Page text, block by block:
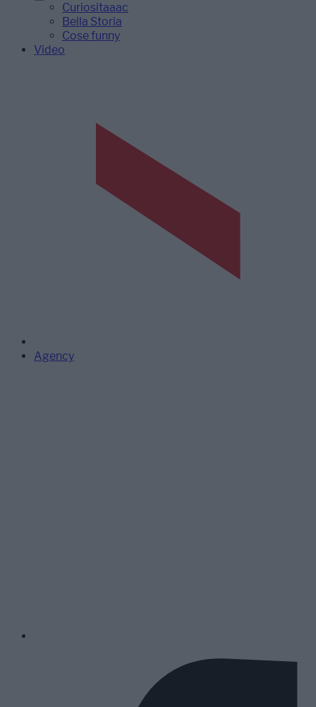
Curiositaaac
Bella Storia
Cose funny
Video
Agency